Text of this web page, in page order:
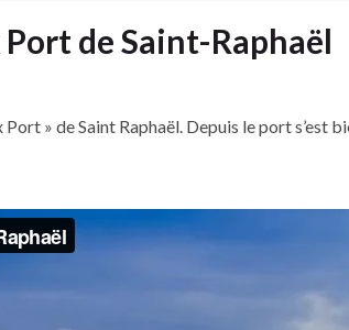
de Saint-Raphaël
» de Saint Raphaël. Depuis le port